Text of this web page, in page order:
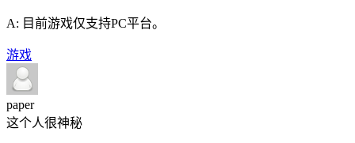
A: 目前游戏仅支持PC平台。
游戏
paper
这个人很神秘